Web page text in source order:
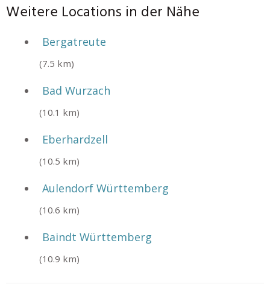
Weitere Locations in der Nähe
Bergatreute
(7.5 km)
Bad Wurzach
(10.1 km)
Eberhardzell
(10.5 km)
Aulendorf Württemberg
(10.6 km)
Baindt Württemberg
(10.9 km)